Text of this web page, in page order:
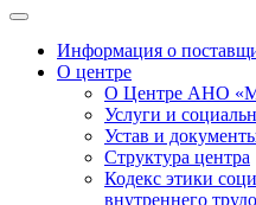
Информация о
О центре
О Центре АНО
Услуги и
Устав и
Структура центра
Кодекс этики
внутреннего